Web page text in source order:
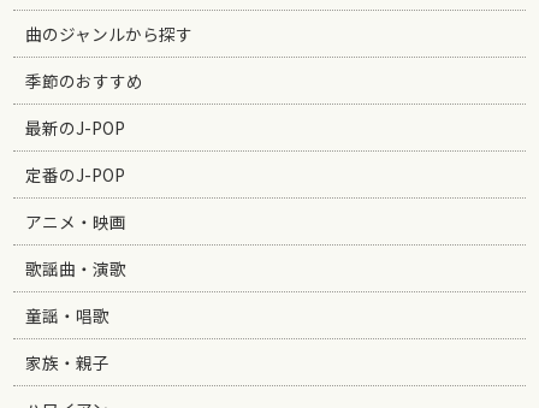
曲のジャンルから探す
季節のおすすめ
最新のJ-POP
定番のJ-POP
アニメ・映画
歌謡曲・演歌
童謡・唱歌
家族・親子